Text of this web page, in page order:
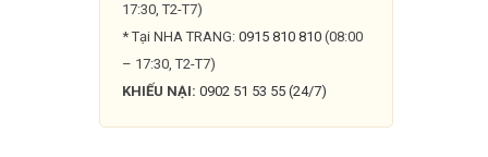
17:30, T2-T7)
* Tại NHA TRANG: 0915 810 810 (08:00
– 17:30, T2-T7)
KHIẾU NẠI: 0902 51 53 55 (24/7)